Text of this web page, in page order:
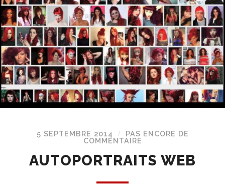
5 SEPTEMBRE 2014 /
PAS ENCORE DE
COMMENTAIRE
AUTOPORTRAITS WEB